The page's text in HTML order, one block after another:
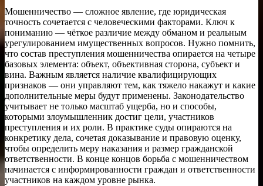
Мошенничество — сложное явление, где юридическая
точность сочетается с человеческими факторами. Ключ к
пониманию — чёткое различие между обманом и реальным
урегулированием имущественных вопросов. Нужно помнить,
что состав преступления мошенничества опирается на четыре
базовых элемента: объект, объективная сторона, субъект и
вина. Важным является наличие квалифицирующих
признаков — они управляют тем, как тяжело накажут и какие
дополнительные меры будут применены. Законодательство
учитывает не только масштаб ущерба, но и способы,
которыми злоумышленник достиг цели, участников
преступления и их роли. В практике суды опираются на
конкретику дела, сочетая доказывание и правовую оценку,
чтобы определить меру наказания и размер гражданской
ответственности. В конце концов борьба с мошенничеством
начинается с информированности граждан и ответственности
участников на каждом уровне рынка.